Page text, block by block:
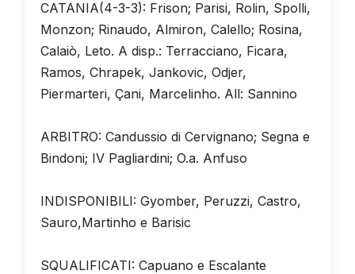
CATANIA(4-3-3): Frison; Parisi, Rolin, Spolli,
Monzon; Rinaudo, Almiron, Calello; Rosina,
Calaiò, Leto. A disp.: Terracciano, Ficara,
Ramos, Chrapek, Jankovic, Odjer,
Piermarteri, Çani, Marcelinho. All: Sannino
ARBITRO: Candussio di Cervignano; Segna e
Bindoni; IV Pagliardini; O.a. Anfuso
INDISPONIBILI: Gyomber, Peruzzi, Castro,
Sauro,Martinho e Barisic
SQUALIFICATI: Capuano e Escalante